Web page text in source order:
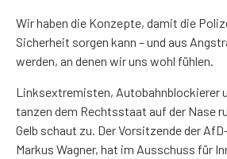
Wir haben die Konzepte, damit die
Sicherheit sorgen kann – und aus
werden, an denen wir uns wohl fühlen.
Linksextremisten, Autobahnblockierer
tanzen dem Rechtsstaat auf der Nase
Gelb schaut zu. Der Vorsitzende der
Markus Wagner, hat im Ausschuss für